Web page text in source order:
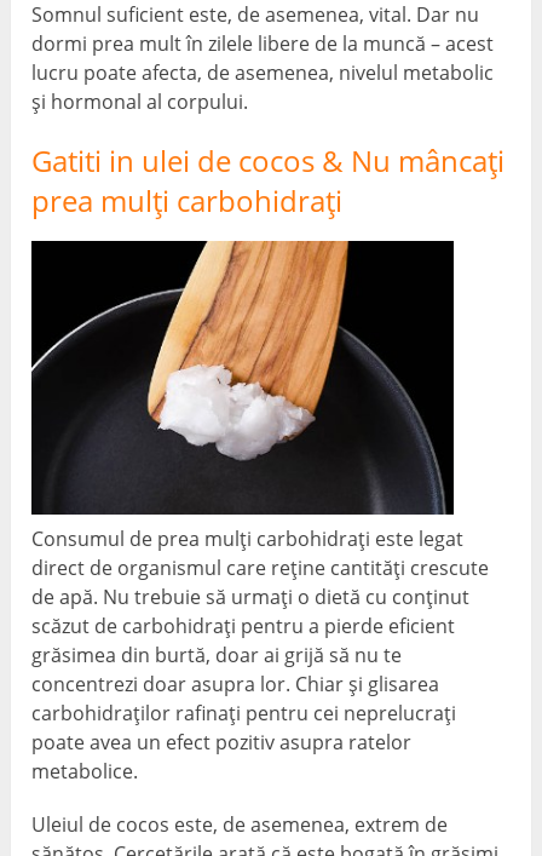
Somnul suficient este, de asemenea, vital. Dar nu
dormi prea mult în zilele libere de la muncă – acest
lucru poate afecta, de asemenea, nivelul metabolic
și hormonal al corpului.
Gatiti in ulei de cocos & Nu mâncați
prea mulți carbohidrați
Consumul de prea mulți carbohidrați este legat
direct de organismul care reține cantități crescute
de apă. Nu trebuie să urmați o dietă cu conținut
scăzut de carbohidrați pentru a pierde eficient
grăsimea din burtă, doar ai grijă să nu te
concentrezi doar asupra lor. Chiar și glisarea
carbohidraților rafinați pentru cei neprelucrați
poate avea un efect pozitiv asupra ratelor
metabolice.
Uleiul de cocos este, de asemenea, extrem de